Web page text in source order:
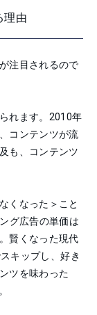
理由
注目されるので
れます。2010年
コンテンツが流
も、コンテンツ
くなった＞こと
グ広告の単価は
賢くなった現代
キップし、好き
ツを味わった